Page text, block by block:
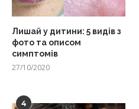
Лишай у дитини: 5 видів з
фото та описом
симптомів
27/10/2020
4